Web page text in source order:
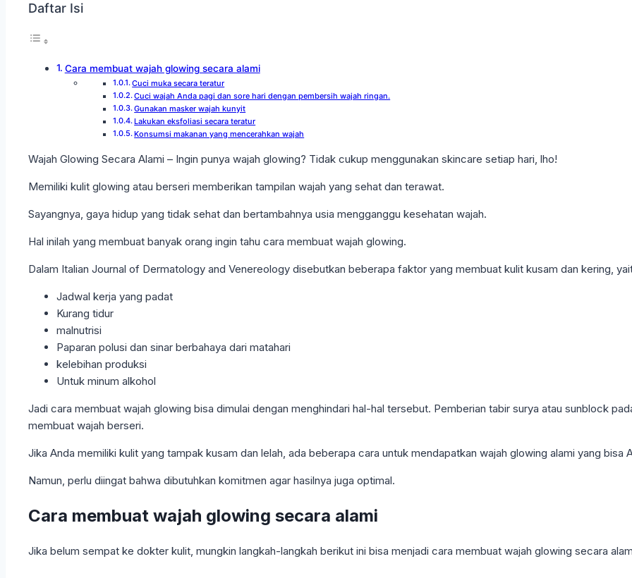
Daftar Isi
Cara membuat wajah glowing secara alami
Cuci muka secara teratur
Cuci wajah Anda pagi dan sore hari dengan pembersih wajah ringan.
Gunakan masker wajah kunyit
Lakukan eksfoliasi secara teratur
Konsumsi makanan yang mencerahkan wajah
Wajah Glowing Secara Alami – Ingin punya wajah glowing? Tidak cukup menggunakan skincare setiap hari, lho!
Memiliki kulit glowing atau berseri memberikan tampilan wajah yang sehat dan terawat.
Sayangnya, gaya hidup yang tidak sehat dan bertambahnya usia mengganggu kesehatan wajah.
Hal inilah yang membuat banyak orang ingin tahu cara membuat wajah glowing.
Dalam Italian Journal of Dermatology and Venereology disebutkan beberapa faktor yang membuat kulit kusam dan kering,
Jadwal kerja yang padat
Kurang tidur
malnutrisi
Paparan polusi dan sinar berbahaya dari matahari
kelebihan produksi
Untuk minum alkohol
Jadi cara membuat wajah glowing bisa dimulai dengan menghindari hal-hal tersebut. Pemberian tabir surya atau sunblock
membuat wajah berseri.
Jika Anda memiliki kulit yang tampak kusam dan lelah, ada beberapa cara untuk mendapatkan wajah glowing alami yang bisa
Namun, perlu diingat bahwa dibutuhkan komitmen agar hasilnya juga optimal.
Cara membuat wajah glowing secara alami
Jika belum sempat ke dokter kulit, mungkin langkah-langkah berikut ini bisa menjadi cara membuat wajah glowing secara